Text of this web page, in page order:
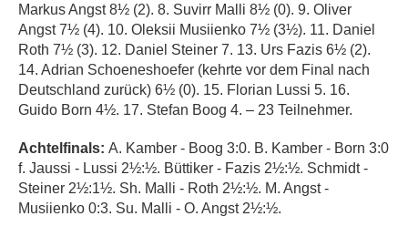
Markus Angst 8½ (2). 8. Suvirr Malli 8½ (0). 9. Oliver
Angst 7½ (4). 10. Oleksii Musiienko 7½ (3½). 11. Daniel
Roth 7½ (3). 12. Daniel Steiner 7. 13. Urs Fazis 6½ (2).
14. Adrian Schoeneshoefer (kehrte vor dem Final nach
Deutschland zurück) 6½ (0). 15. Florian Lussi 5. 16.
Guido Born 4½. 17. Stefan Boog 4. – 23 Teilnehmer.
Achtelfinals: A. Kamber - Boog 3:0. B. Kamber - Born 3:0
f. Jaussi - Lussi 2½:½. Büttiker - Fazis 2½:½. Schmidt -
Steiner 2½:1½. Sh. Malli - Roth 2½:½. M. Angst -
Musiienko 0:3. Su. Malli - O. Angst 2½:½.